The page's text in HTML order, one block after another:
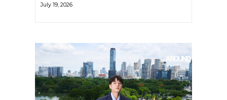
ศตวรรษก่อน กำลังกลับมาอีกครั้ง พร้อมพาเรื่อง
July 19, 2026